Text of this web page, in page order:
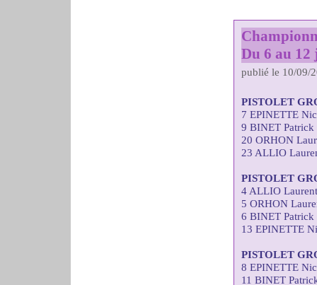
Du 6 au
publié le 10/09/
PISTOLET
7 EPINETTE
9 BINET Patrick
20 ORHON
23 ALLIO
PISTOLET
4 ALLIO
5 ORHON
6 BINET Patrick
13 EPINETTE
PISTOLET
8 EPINETTE
11 BINET